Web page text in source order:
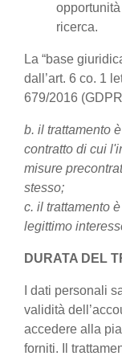
ricerca.
La “base
dall’art. 6 co. 1
679/2016
b. il trattamento
contratto di cui
misure
stesso;
c. il trattamento
legittimo
DURATA DEL
I dati personali
validità
accedere alla
forniti. Il